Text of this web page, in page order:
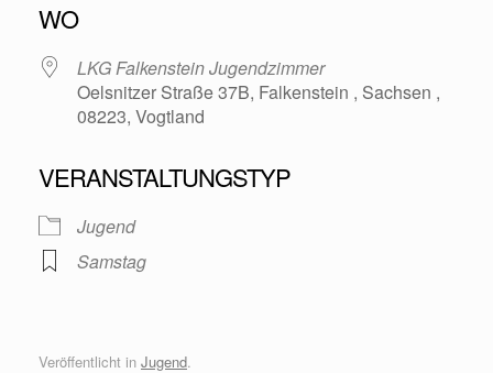
WO
LKG Falkenstein Jugendzimmer
Oelsnitzer Straße 37B, Falkenstein , Sachsen ,
08223, Vogtland
VERANSTALTUNGSTYP
Jugend
Samstag
Veröffentlicht in Jugend.